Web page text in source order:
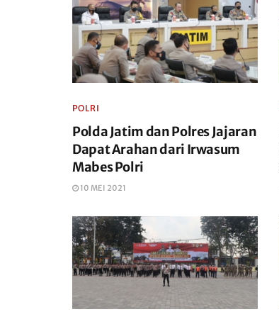
POLRI
Polda Jatim dan Polres Jajaran
Dapat Arahan dari Irwasum
Mabes Polri
10 MEI 2021